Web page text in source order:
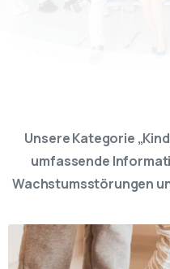
Unsere Kategorie
umfassende
Wachstumsstörungen